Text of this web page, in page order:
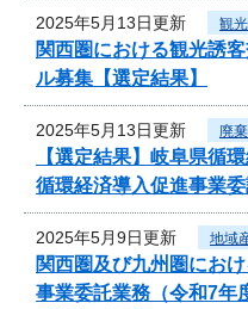
2025年5月13日更新 観
関西圏における観光誘
ル募集【選定結果】
2025年5月13日更新 廃
【選定結果】岐阜県循
循環経済導入促進事業
2025年5月9日更新 地域
関西圏及び九州圏にお
事業委託業務（令和7年